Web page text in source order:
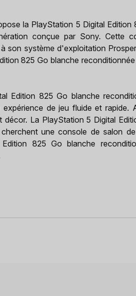
la PlayStation 5 Digital
conçue par Sony. Cette
son système d'exploitation
825 Go blanche
Edition 825 Go blanche
de jeu fluide et rapide.
décor. La PlayStation 5 Digital
une console de salon
Edition 825 Go blanche